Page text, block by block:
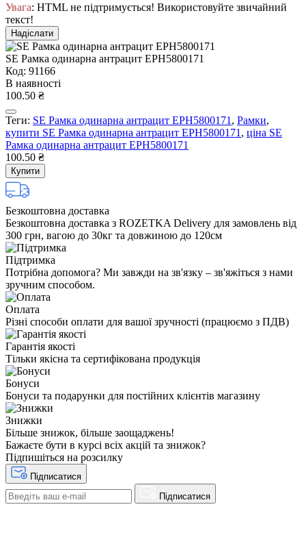
Увага: HTML не підтримується! Використовуйте звичайний
текст!
Надіслати
SE Рамка одинарна антрацит EPH5800171
Код: 91166
В наявності
100.50 ₴
Теги: SE Рамка одинарна антрацит EPH5800171 , Рамки,
купити SE Рамка одинарна антрацит EPH5800171 , ціна SE
Рамка одинарна антрацит EPH5800171
100.50 ₴
Купити
Безкоштовна доставка
Безкоштовна доставка з ROZETKA Delivery для замовлень від
300 грн, вагою до 30кг та довжиною до 120см
Підтримка
Потрібна допомога? Ми завжди на зв'язку – зв'яжіться з нами
зручним способом.
Оплата
Різні способи оплати для вашої зручності (працюємо з ПДВ)
Гарантія якості
Тільки якісна та сертифікована продукція
Бонуси
Бонуси та подарунки для постійних клієнтів магазину
Знижки
Більше знижок, більше заощаджень!
Бажаєте бути в курсі всіх акцій та знижок?
Підпишіться на розсилку
Підписатися
Підписатися